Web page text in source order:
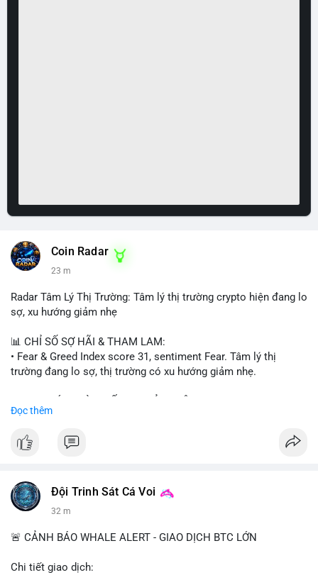
Coin Radar
23 m
Radar Tâm Lý Thị Trường: Tâm lý thị trường crypto hiện đang lo
sợ, xu hướng giảm nhẹ
📊 CHỈ SỐ SỢ HÃI & THAM LAM:
• Fear & Greed Index score 31, sentiment Fear. Tâm lý thị
trường đang lo sợ, thị trường có xu hướng giảm nhẹ.
• CoinGecko trending coins: Tutorial, Pudgy Penguins, IoTeX,
• LunarCrush trending topics: Ethereum, Solana, Dogecoin,
crypto interest.
• Telegram CoinTelegraph: xAI release, Cloudflare Kitesurf, EU
• Binance announcements: Apple/IBM dividend via bStocks,
Đọc thêm
Đội Trinh Sát Cá Voi
32 m
🚨 CẢNH BÁO WHALE ALERT - GIAO DỊCH BTC LỚN
Chi tiết giao dịch: